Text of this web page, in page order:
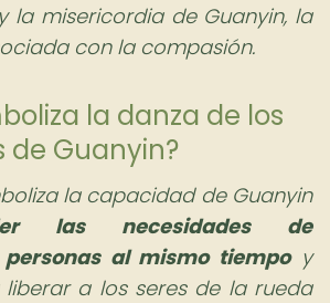
la misericordia de Guanyin, la
con la compasión.
la danza de los
de Guanyin?
la capacidad de Guanyin
las necesidades de
al mismo tiempoy
a los seres de la rueda